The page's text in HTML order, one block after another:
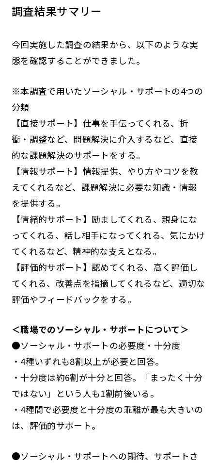
調査結果サマリー
今回実施した調査の結果から、以下のような実
態を確認することができました。
※本調査で用いたソーシャル・サポートの4つの
分類
【直接サポート】仕事を手伝ってくれる、折
衝・調整など、問題解決に介入するなど、直接
的な課題解決のサポートをする。
【情報サポート】情報提供、やり方やコツを教
えてくれるなど、課題解決に必要な知識・情報
を提供する。
【情緒的サポート】励ましてくれる、親身にな
ってくれる、話し相手になってくれる、気にかけ
てくれるなど、精神的な支えとなる。
【評価的サポート】認めてくれる、高く評価し
てくれる、改善点を指摘してくれるなど、適切な
評価やフィードバックをする。
＜職場でのソーシャル・サポートについて＞
●ソーシャル・サポートの必要度・十分度
・4種いずれも8割以上が必要と回答。
・十分度は約6割が十分と回答。「まったく十分
ではない」という人も1割前後いる。
・4種間で必要度と十分度の乖離が最も大きいの
は、評価的サポート。
●ソーシャル・サポートへの期待、サポートさ